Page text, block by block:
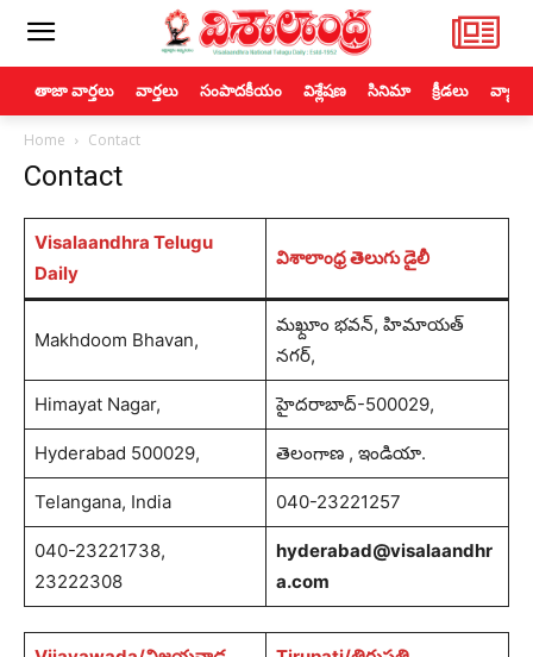
తాజా వార్తలు వార్తలు సంపాదకీయం విశ్లేషణ సినిమా క్రీడలు
Home Contact
Contact
Visalaandhra Telugu
Daily
విశాలాంధ్ర తెలుగు డైలీ
Makhdoom Bhavan,
మఖ్దూం భవన్, హిమాయత్
నగర్,
Himayat Nagar, హైదరాబాద్-500029,
Hyderabad 500029, తెలంగాణ , ఇండియా.
Telangana, India 040-23221257
040-23221738,
23222308
hyderabad@visalaandhr
a.com